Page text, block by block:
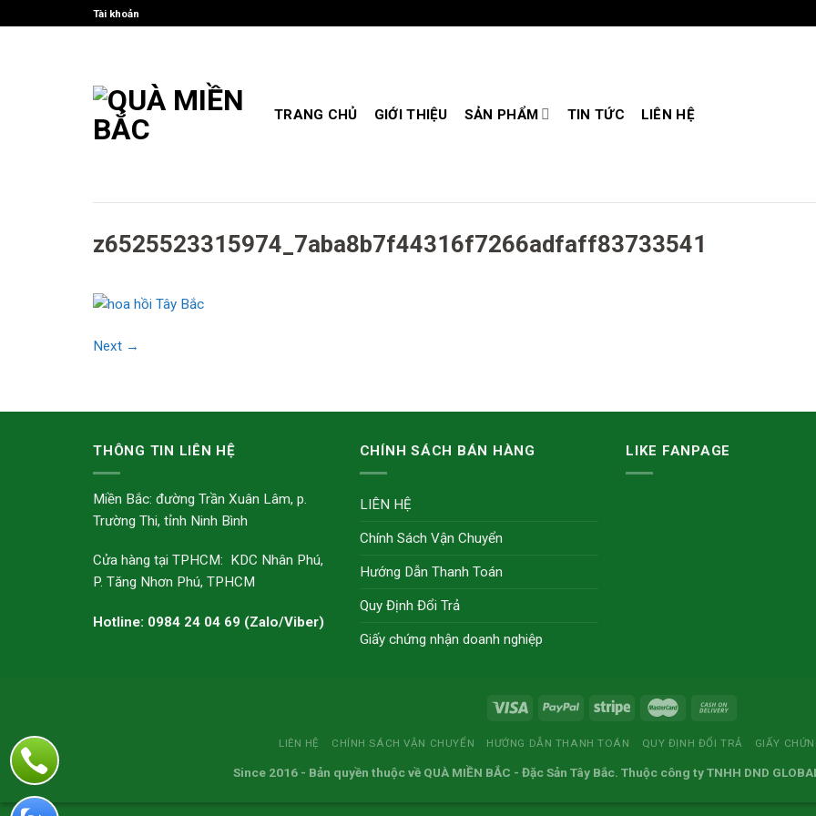
to
Tài khoản
TRANG CHỦ GIỚI THIỆU SẢN PHẨM TIN TỨC LIÊN HỆ
z6525523315974_7aba8b7f44316f7266adfaff83733541
Next →
THÔNG TIN LIÊN HỆ
Miền Bắc: đường Trần Xuân Lâm, p.
Trường Thi, tỉnh Ninh Bình
Cửa hàng tại TPHCM: KDC Nhân Phú,
P. Tăng Nhơn Phú, TPHCM
Hotline: 0984 24 04 69 (Zalo/Viber)
CHÍNH SÁCH BÁN HÀNG
LIÊN HỆ
Chính Sách Vận Chuyển
Hướng Dẫn Thanh Toán
Quy Định Đổi Trả
Giấy chứng nhận doanh nghiệp
LIKE FANPAGE
LIÊN HỆ CHÍNH SÁCH VẬN CHUYỂN HƯỚNG DẪN THANH TOÁN QUY ĐỊNH ĐỔI TRẢ GIẤY
Since 2016 - Bản quyền thuộc về QUÀ MIỀN BẮC - Đặc Sản Tây Bắc. Thuộc công ty TNHH DND